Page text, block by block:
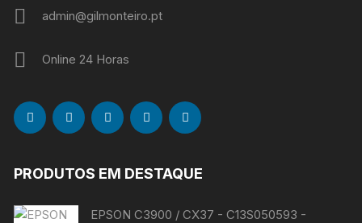
admin@gilmonteiro.pt
Online 24 Horas
PRODUTOS EM DESTAQUE
EPSON C3900 / CX37 - C13S050593 -